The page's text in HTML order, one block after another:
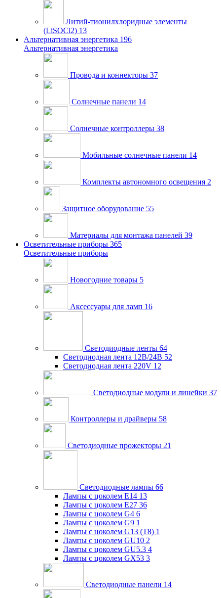
Литий-тионилхлоридные элементы
(LiSOCl2) 13
Альтернативная энергетика 196
Альтернативная энергетика
Провода и коннекторы 37
Солнечные панели 14
Солнечные контроллеры 38
Мобильные солнечные панели 14
Комплекты автономного освещения 2
Защитное оборудование 55
Материалы для монтажа панелей 39
Осветительные приборы 365
Осветительные приборы
Новогодние товары 5
Аксессуары для ламп 16
Светодиодные ленты 64
Светодиодная лента 12В/24В 52
Светодиодная лента 220V 12
Светодиодные модули и линейки 37
Контроллеры и драйверы 58
Светодиодные прожекторы 21
Светодиодные лампы 66
Лампы с цоколем E14 13
Лампы с цоколем E27 36
Лампы с цоколем G4 6
Лампы с цоколем G9 1
Лампы с цоколем G13 (Т8) 1
Лампы с цоколем GU10 2
Лампы с цоколем GU5.3 4
Лампы с цоколем GX53 3
Светодиодные панели 14